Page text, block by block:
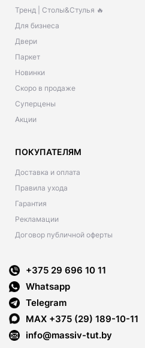
Тренд | Столы&Стулья 🔥
Для бизнеса
Двери
Паркет
Новинки
Скоро в продаже
Суперцены
Акции
ПОКУПАТЕЛЯМ
Доставка и оплата
Правила ухода
Гарантия
Рекламации
Договор публичной оферты
+375 29 696 10 11
Whatsapp
Telegram
MAX +375 (29) 189-10-11
info@massiv-tut.by